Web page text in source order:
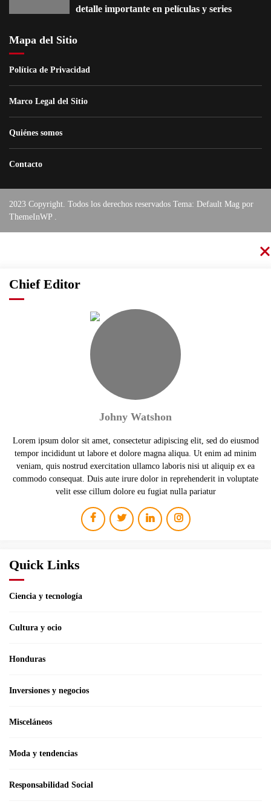
detalle importante en películas y series
Mapa del Sitio
Política de Privacidad
Marco Legal del Sitio
Quiénes somos
Contacto
2023 Copyright. Todos los derechos reservados Tema: Default Mag por
ThemeInWP
Chief Editor
Johny Watshon
Lorem ipsum dolor sit amet, consectetur adipiscing elit, sed do eiusmod
tempor incididunt ut labore et dolore magna aliqua. Ut enim ad minim
veniam, quis nostrud exercitation ullamco laboris nisi ut aliquip ex ea
commodo consequat. Duis aute irure dolor in reprehenderit in voluptate
velit esse cillum dolore eu fugiat nulla pariatur
Quick Links
Ciencia y tecnología
Cultura y ocio
Honduras
Inversiones y negocios
Misceláneos
Moda y tendencias
Responsabilidad Social